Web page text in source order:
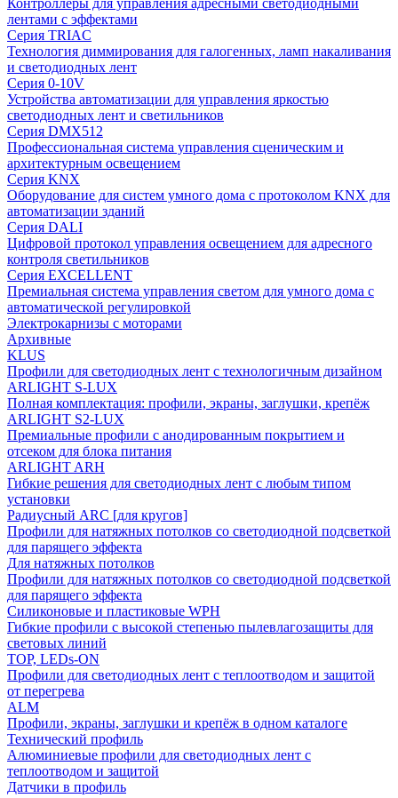
лентами с эффектами
Серия TRIAC
Технология диммирования для галогенных, ламп накаливания
и светодиодных лент
Серия 0-10V
Устройства автоматизации для управления яркостью
светодиодных лент и светильников
Серия DMX512
Профессиональная система управления сценическим и
архитектурным освещением
Серия KNX
Оборудование для систем умного дома с протоколом KNX для
автоматизации зданий
Серия DALI
Цифровой протокол управления освещением для адресного
контроля светильников
Серия EXCELLENT
Премиальная система управления светом для умного дома с
автоматической регулировкой
Электрокарнизы с моторами
Архивные
KLUS
Профили для светодиодных лент с технологичным дизайном
ARLIGHT S-LUX
Полная комплектация: профили, экраны, заглушки, крепёж
ARLIGHT S2-LUX
Премиальные профили с анодированным покрытием и
отсеком для блока питания
ARLIGHT ARH
Гибкие решения для светодиодных лент с любым типом
установки
Радиусный ARC [для кругов]
Профили для натяжных потолков со светодиодной подсветкой
для парящего эффекта
Для натяжных потолков
Профили для натяжных потолков со светодиодной подсветкой
для парящего эффекта
Силиконовые и пластиковые WPH
Гибкие профили с высокой степенью пылевлагозащиты для
световых линий
TOP, LEDs-ON
Профили для светодиодных лент с теплоотводом и защитой
от перегрева
ALM
Профили, экраны, заглушки и крепёж в одном каталоге
Технический профиль
Алюминиевые профили для светодиодных лент с
теплоотводом и защитой
Датчики в профиль